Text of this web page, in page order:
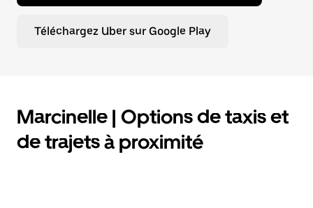
Téléchargez Uber sur Google Play
Marcinelle | Options de taxis et
de trajets à proximité